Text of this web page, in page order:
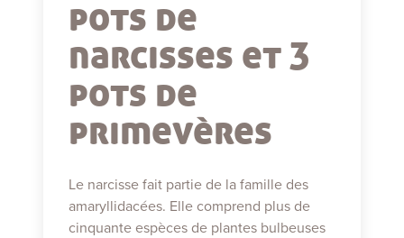
pots de
narcisses et 3
pots de
primevères
Le narcisse fait partie de la famille des
amaryllidacées. Elle comprend plus de
cinquante espèces de plantes bulbeuses